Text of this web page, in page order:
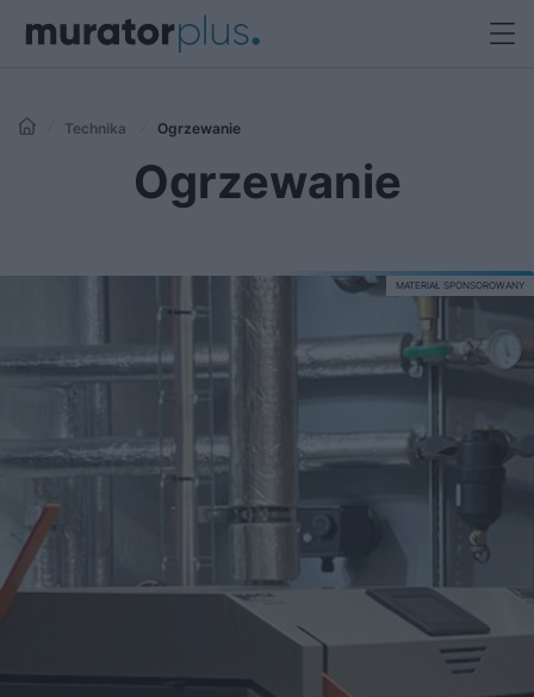
Technika Ogrzewanie
Ogrzewanie
MATERIAŁ SPONSOROWANY